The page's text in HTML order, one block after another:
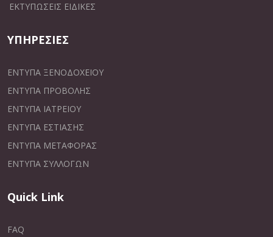
ΕΚΤΥΠΩΣΕΙΣ ΕΙΔΙΚΕΣ
ΥΠΗΡΕΣΙΕΣ
ΕΝΤΥΠΑ ΞΕΝΟΔΟΧΕΙΟΥ
ΕΝΤΥΠΑ ΠΡΟΒΟΛΗΣ
ΕΝΤΥΠΑ ΙΑΤΡΕΙΟΥ
ΕΝΤΥΠΑ ΕΣΤΙΑΣΗΣ
ΕΝΤΥΠΑ ΜΕΤΑΦΟΡΑΣ
ΕΝΤΥΠΑ ΣΥΛΛΟΓΩΝ
Quick Link
FAQ